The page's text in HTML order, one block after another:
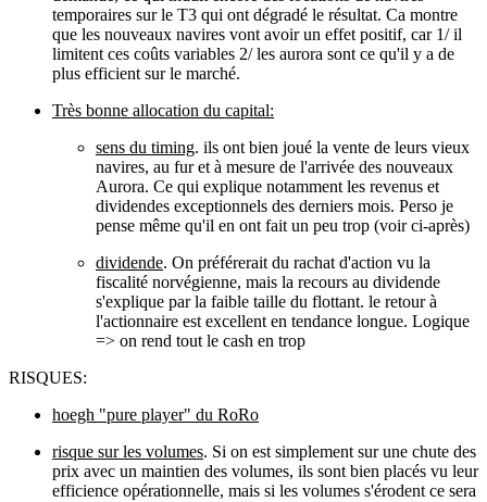
temporaires sur le T3 qui ont dégradé le résultat. Ca montre
que les nouveaux navires vont avoir un effet positif, car 1/ il
limitent ces coûts variables 2/ les aurora sont ce qu'il y a de
plus efficient sur le marché.
Très bonne allocation du capital:
sens du timing. ils ont bien joué la vente de leurs vieux
navires, au fur et à mesure de l'arrivée des nouveaux
Aurora. Ce qui explique notamment les revenus et
dividendes exceptionnels des derniers mois. Perso je
pense même qu'il en ont fait un peu trop (voir ci-après)
dividende. On préférerait du rachat d'action vu la
fiscalité norvégienne, mais la recours au dividende
s'explique par la faible taille du flottant. le retour à
l'actionnaire est excellent en tendance longue. Logique
=> on rend tout le cash en trop
RISQUES:
hoegh "pure player" du RoRo
risque sur les volumes. Si on est simplement sur une chute des
prix avec un maintien des volumes, ils sont bien placés vu leur
efficience opérationnelle, mais si les volumes s'érodent ce sera